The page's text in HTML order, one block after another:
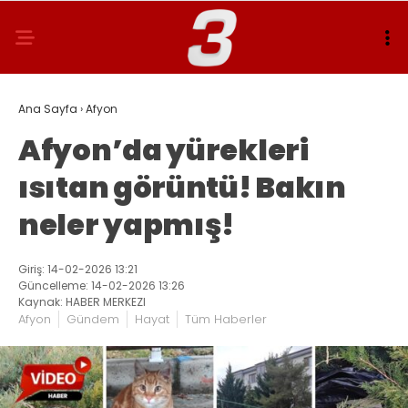
Ana Sayfa ›Afyon
Afyon’da yürekleri
ısıtan görüntü! Bakın
neler yapmış!
Giriş: 14-02-2026 13:21
Güncelleme: 14-02-2026 13:26
Kaynak: HABER MERKEZI
Afyon Gündem Hayat Tüm Haberler